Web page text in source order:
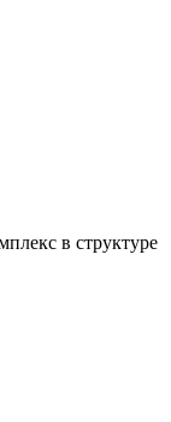
в структуре